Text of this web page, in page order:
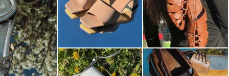
mule in silver